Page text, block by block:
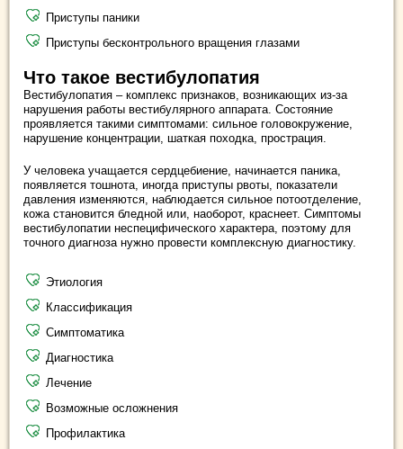
Приступы паники
Приступы бесконтрольного вращения глазами
Что такое вестибулопатия
Вестибулопатия – комплекс признаков, возникающих из-за
нарушения работы вестибулярного аппарата. Состояние
проявляется такими симптомами: сильное головокружение,
нарушение концентрации, шаткая походка, прострация.
У человека учащается сердцебиение, начинается паника,
появляется тошнота, иногда приступы рвоты, показатели
давления изменяются, наблюдается сильное потоотделение,
кожа становится бледной или, наоборот, краснеет. Симптомы
вестибулопатии неспецифического характера, поэтому для
точного диагноза нужно провести комплексную диагностику.
Этиология
Классификация
Симптоматика
Диагностика
Лечение
Возможные осложнения
Профилактика